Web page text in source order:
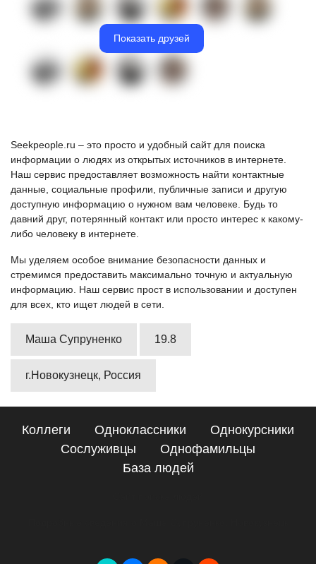
Показать друзей
Seekpeople.ru – это просто и удобный сайт для поиска
информации о людях из открытых источников в интернете.
Наш сервис предоставляет возможность найти контактные
данные, социальные профили, публичные записи и другую
доступную информацию о нужном вам человеке. Будь то
давний друг, потерянный контакт или просто интерес к какому-
либо человеку в интернете.
Мы уделяем особое внимание безопасности данных и
стремимся предоставить максимально точную и актуальную
информацию. Наш сервис прост в использовании и доступен
для всех, кто ищет людей в сети.
Маша Супруненко 19.8
г.Новокузнецк, Россия
Коллеги Одноклассники
Однокурсники
Сослуживцы
Однофамильцы
База людей